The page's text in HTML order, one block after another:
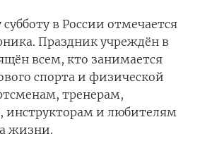
в России отмечается
Праздник учреждён в
всем, кто занимается
спорта и физической
тренерам,
инструкторам и любителям
жизни.